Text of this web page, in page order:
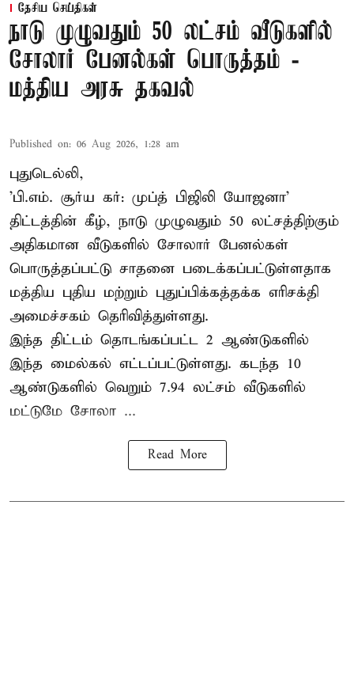
தேசிய செய்திகள்
நாடு முழுவதும் 50 லட்சம் வீடுகளில்
சோலார் பேனல்கள் பொருத்தம் -
மத்திய அரசு தகவல்
Published on: 06 Aug 2026, 1:28 am
புதுடெல்லி,
'பி.எம். சூர்ய கர்: முப்த் பிஜிலி யோஜனா'
திட்டத்தின் கீழ், நாடு முழுவதும் 50 லட்சத்திற்கும்
அதிகமான வீடுகளில் சோலார் பேனல்கள்
பொருத்தப்பட்டு சாதனை படைக்கப்பட்டுள்ளதாக
மத்திய புதிய மற்றும் புதுப்பிக்கத்தக்க எரிசக்தி
அமைச்சகம் தெரிவித்துள்ளது.
இந்த திட்டம் தொடங்கப்பட்ட 2 ஆண்டுகளில்
இந்த மைல்கல் எட்டப்பட்டுள்ளது. கடந்த 10
ஆண்டுகளில் வெறும் 7.94 லட்சம் வீடுகளில்
மட்டுமே சோலா ...
Read More